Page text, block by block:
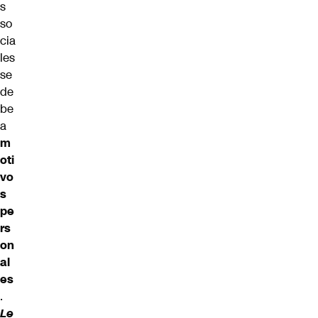
s
so
cia
les
se
de
be
a
m
oti
vo
s
pe
rs
on
al
es
.
Le